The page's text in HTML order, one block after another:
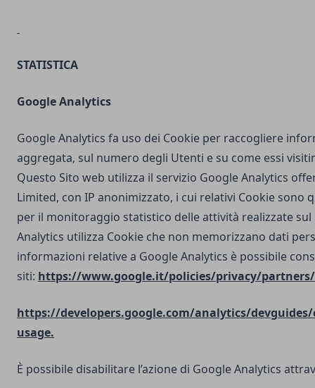
STATISTICA
Google Analytics
Google Analytics fa uso dei Cookie per raccogliere
aggregata, sul numero degli Utenti e su come essi
Questo Sito web utilizza il servizio Google Analytics
Limited, con IP anonimizzato, i cui relativi Cookie sono
per il monitoraggio statistico delle attività realizzate sul
Analytics utilizza Cookie che non memorizzano dati
informazioni relative a Google Analytics è possibile
siti: https://www.google.it/policies/privacy/partners/
https://developers.google.com/analytics/
usage.
È possibile disabilitare l’azione di Google Analytics